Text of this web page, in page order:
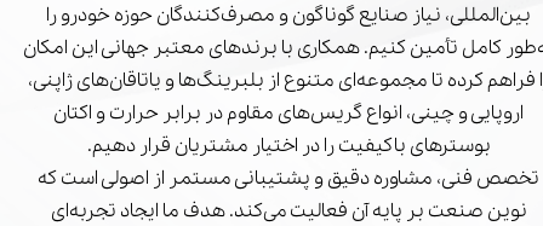
بین‌المللی، نیاز صنایع گوناگون و مصرف‌کنندگان حوزه خودرو را
کامل تأمین کنیم. همکاری با برندهای معتبر جهانی این امکان
فراهم کرده تا مجموعه‌ای متنوع از بلبرینگ‌ها و یاتاقان‌های ژاپنی،
اروپایی و چینی، انواع گریس‌های مقاوم در برابر حرارت و اکتان
بوسترهای باکیفیت را در اختیار مشتریان قرار دهیم.
تخصص فنی، مشاوره دقیق و پشتیبانی مستمر از اصولی است که
نوین صنعت بر پایه آن فعالیت می‌کند. هدف ما ایجاد تجربه‌ای